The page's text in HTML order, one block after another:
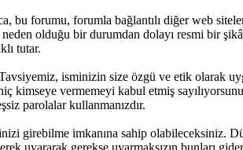
bu forumu, forumla bağlantılı diğer web
neden olduğu bir durumdan dolayı resmi
tutar.
isminizin size özgü ve etik olarak
vermemeyi kabul etmiş
parolalar kullanmanızdır.
girebilme imkanına sahip